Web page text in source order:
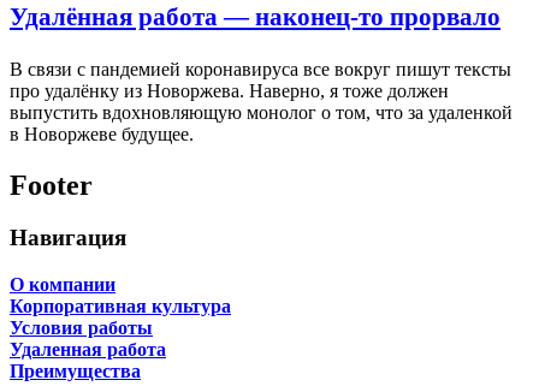
Удалённая работа — наконец-то прорвало
В связи с пандемией коронавируса все вокруг пишут тексты
про удалёнку из Новоржева. Наверно, я тоже должен
выпустить вдохновляющую монолог о том, что за удаленкой
в Новоржеве будущее.
Footer
Навигация
О компании
Корпоративная культура
Условия работы
Удаленная работа
Преимущества